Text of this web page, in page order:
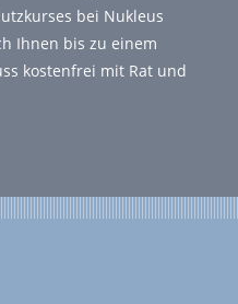
bei Nukleus
Ihnen bis zu einem
kostenfrei mit Rat und